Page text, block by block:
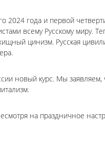
2024 года и первой
всему Русскому миру.
цинизм. Русская
новый курс. Мы заявляем,
на праздничное